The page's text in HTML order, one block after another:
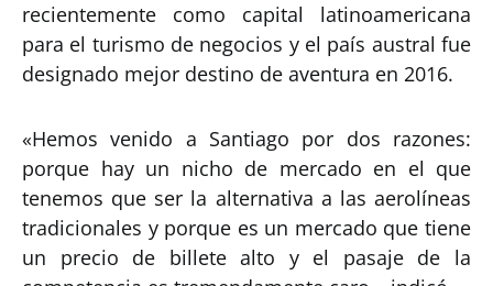
recientemente como capital latinoamericana
para el turismo de negocios y el país austral fue
designado mejor destino de aventura en 2016.
«Hemos venido a Santiago por dos razones:
porque hay un nicho de mercado en el que
tenemos que ser la alternativa a las aerolíneas
tradicionales y porque es un mercado que tiene
un precio de billete alto y el pasaje de la